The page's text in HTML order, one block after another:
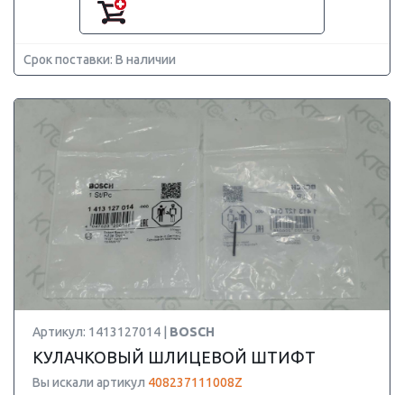
Срок поставки: В наличии
Артикул: 1413127014 | BOSCH
КУЛАЧКОВЫЙ ШЛИЦЕВОЙ ШТИФТ
Вы искали артикул 408237111008Z